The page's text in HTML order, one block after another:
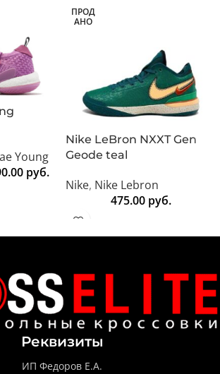
Young
руб.
ПРОД
АНО
Nike LeBron NXXT Gen
Geode teal
Nike, Nike Lebron
475.00 руб.
Реквизиты
ИП Федоров Е.А.